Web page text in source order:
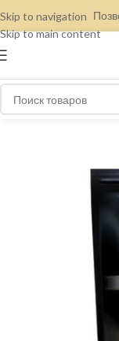
Skip to navigation
Skip to main content